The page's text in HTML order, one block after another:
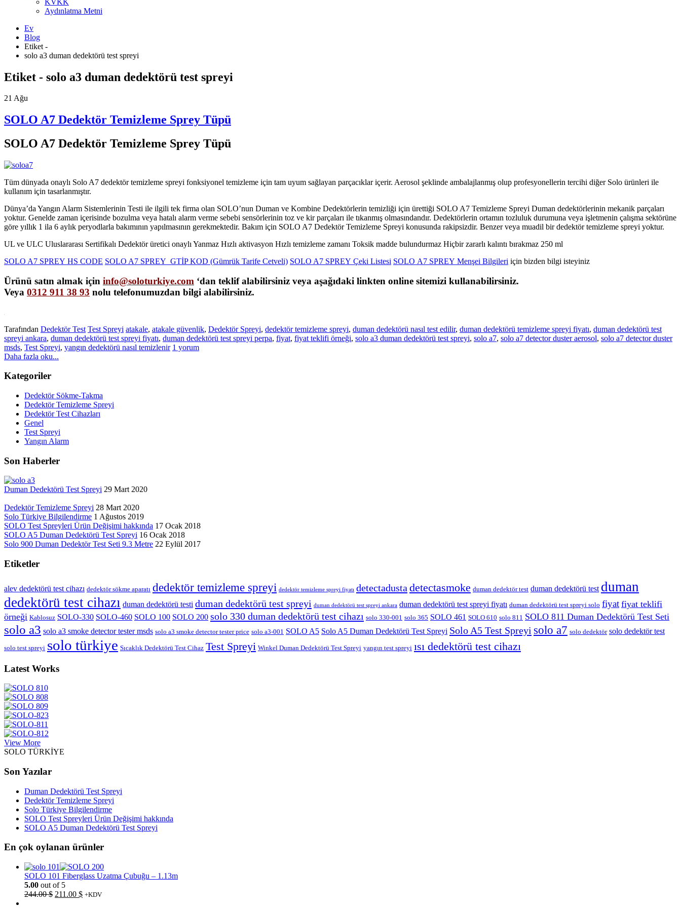
Aydınlatma Metni
Ev
Blog
Etiket -
solo a3 duman dedektörü test spreyi
Etiket - solo a3 duman dedektörü test spreyi
21 Ağu
SOLO A7 Dedektör Temizleme Sprey Tüpü
SOLO A7 Dedektör Temizleme Sprey Tüpü
Tüm dünyada onaylı Solo A7 dedektör temizleme spreyi fonksiyonel temizleme için tam uyum sağlayan parçacıklar içerir. Aerosol şeklinde ambalajlanmış olup profesyonellerin tercihi diğer Solo ürünleri ile
kullanım için tasarlanmıştır.
Dünya’da Yangın Alarm Sistemlerinin Testi ile ilgili tek firma olan SOLO’nun Duman ve Kombine Dedektörlerin temizliği için ürettiği SOLO A7 Temizleme Spreyi Duman dedektörlerinin mekanik parçaları
yoktur. Genelde zaman içerisinde bozulma veya hatalı alarm verme sebebi sensörlerinin toz ve kir parçaları ile tıkanmış olmasındandır. Dedektörlerin ortamın tozluluk durumuna veya işletmenin çalışma sektörüne
göre yıllık 1 ila 6 aylık peryodlarla bakımının yapılmasının gerekmektedir. Bakım için SOLO A7 Dedektör Temizleme Spreyi konusunda rakipsizdir. Benzer veya muadil bir dedektör temizleme spreyi yoktur.
UL ve ULC Uluslararası Sertifikalı Dedektör üretici onaylı Yanmaz Hızlı aktivasyon Hızlı temizleme zamanı Toksik madde bulundurmaz Hiçbir zararlı kalıntı bırakmaz 250 ml
SOLO A7 SPREY HS CODE SOLO A7 SPREY GTİP KOD (Gümrük Tarife Cetveli) SOLO A7 SPREY Çeki Listesi SOLO A7 SPREY Menşei Bilgileri için bizden bilgi isteyiniz
Ürünü satın almak için info@soloturkiye.com ‘dan teklif alabilirsiniz veya aşağıdaki linkten online sitemizi kullanabilirsiniz.
Veya 0312 911 38 93 nolu telefonumuzdan bilgi alabilirsiniz.
Tarafından Dedektör Test Test Spreyi atakale, atakale güvenlik, Dedektör Spreyi, dedektör temizleme spreyi, duman dedektörü nasıl test edilir, duman dedektörü temizleme spreyi fiyatı, duman dedektörü test
spreyi ankara, duman dedektörü test spreyi fiyatı, duman dedektörü test spreyi perpa, fiyat, fiyat teklifi örneği, solo a3 duman dedektörü test spreyi, solo a7, solo a7 detector duster aerosol, solo a7 detector duster
msds, Test Spreyi, yangın dedektörü nasıl temizlenir 1 yorum
Daha fazla oku...
Kategoriler
Dedektör Sökme-Takma
Dedektör Temizleme Spreyi
Dedektör Test Cihazları
Genel
Test Spreyi
Yangın Alarm
Son Haberler
Duman Dedektörü Test Spreyi 29 Mart 2020
Dedektör Temizleme Spreyi 28 Mart 2020
Solo Türkiye Bilgilendirme 1 Ağustos 2019
SOLO Test Spreyleri Ürün Değişimi hakkında 17 Ocak 2018
SOLO A5 Duman Dedektörü Test Spreyi 16 Ocak 2018
Solo 900 Duman Dedektör Test Seti 9.3 Metre 22 Eylül 2017
Etiketler
alev dedektörü test cihazı dedektör sökme aparatı dedektör temizleme spreyi dedektör temizleme spreyi fiyatı detectadusta detectasmoke duman dedektör test duman dedektörü test duman
dedektörü test cihazı duman dedektörü testi duman dedektörü test spreyi duman dedektörü test spreyi ankara duman dedektörü test spreyi fiyatı duman dedektörü test spreyi solo fiyat fiyat teklifi
örneği Kablosuz SOLO-330 SOLO-460 SOLO 100 SOLO 200 solo 330 duman dedektörü test cihazı solo 330-001 solo 365 SOLO 461 SOLO 610 solo 811 SOLO 811 Duman Dedektörü Test Seti
solo a3 solo a3 smoke detector tester msds solo a3 smoke detector tester price solo a3-001 SOLO A5 Solo A5 Duman Dedektörü Test Spreyi Solo A5 Test Spreyi solo a7 solo dedektör solo dedektör test
solo test spreyi solo türkiye Sıcaklık Dedektörü Test Cihaz Test Spreyi Winkel Duman Dedektörü Test Spreyi yangın test spreyi ısı dedektörü test cihazı
Latest Works
View More
SOLO TÜRKİYE
Son Yazılar
Duman Dedektörü Test Spreyi
Dedektör Temizleme Spreyi
Solo Türkiye Bilgilendirme
SOLO Test Spreyleri Ürün Değişimi hakkında
SOLO A5 Duman Dedektörü Test Spreyi
En çok oylanan ürünler
SOLO 101 Fiberglass Uzatma Çubuğu – 1.13m
5.00 out of 5
244.00$ Orijinal
211.00 $Şu
+KDV